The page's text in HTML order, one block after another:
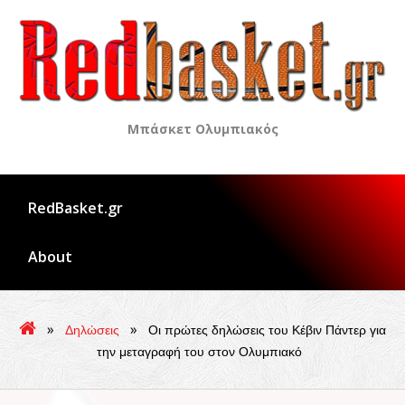
content
Μπάσκετ Ολυμπιακός
RedBasket.gr
About
» Δηλώσεις »
Οι πρώτες δηλώσεις του Κέβιν Πάντερ για
την μεταγραφή του στον Ολυμπιακό